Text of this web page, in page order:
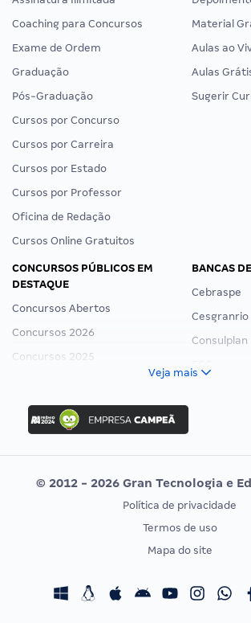
Coaching para Concursos
Exame de Ordem
Graduação
Pós-Graduação
Cursos por Concurso
Cursos por Carreira
Cursos por Estado
Cursos por Professor
Oficina de Redação
Cursos Online Gratuitos
Material
Aulas ao
Aulas
Sugerir
CONCURSOS PÚBLICOS EM
DESTAQUE
Concursos Abertos
Concursos 2026
Concursos 2025
Concurso Ibama
Concurso MPU
Editais publicados
BANCAS
Cebraspe
Cesgranrio
Consulplan
Vunesp
CONCURSOS POR PROFISSÃO
Concursos Fiscais
EXAME DE
Calendário
Veja mais
© 2012 - 2026 Gran Tecnologia e
Política de privacidade
Termos de uso
Mapa do site